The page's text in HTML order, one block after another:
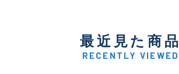
最近見た商品
RECENTLY VIEWED